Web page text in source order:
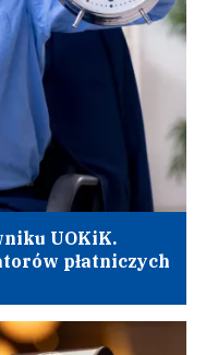
UOKiK.
płatniczych